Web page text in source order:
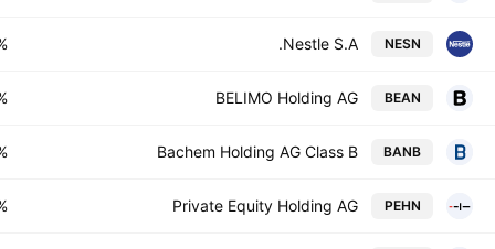
NESN
Nestle S.A.
BEAN
BELIMO Holding AG
BANB
Bachem Holding AG Class B
PEHN
Private Equity Holding AG